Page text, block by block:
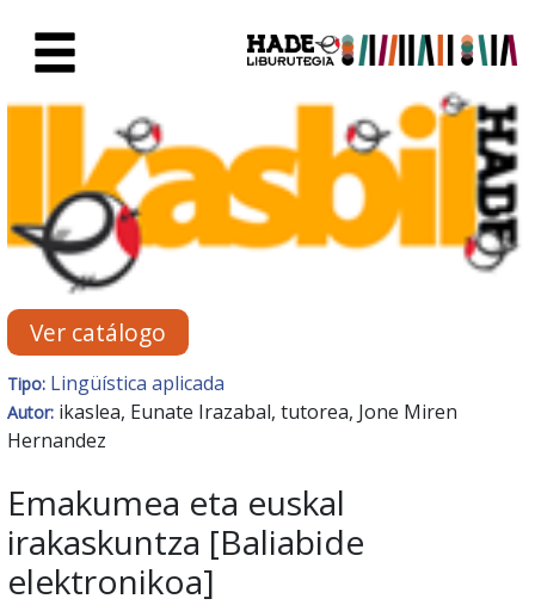
Ficha de Novedades -
Ver catálogo
Tipo: Lingüística aplicada
Autor: ikaslea, Eunate Irazabal, tutorea, Jone Miren
Hernandez
Emakumea eta euskal
irakaskuntza [Baliabide
elektronikoa]